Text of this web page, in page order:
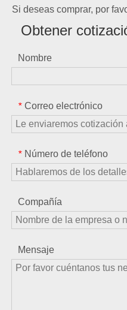
Si deseas comprar, por
Obtener
Nombre
* Correo electrónico
* Número de teléfono
Compañía
Mensaje